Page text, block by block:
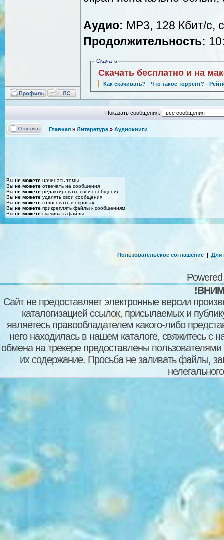
Аудио: MP3, 128 Кбит/с,
Продолжительность:
Скачать
Скачать бесплатно и на
Как скачивать? · Что такое торрент? ·
Показать сообщения:
Главная » Литература » Аудиокниги
Вы не можете начинать темы
Вы не можете отвечать на сообщения
Вы не можете редактировать свои сообщения
Вы не можете удалять свои сообщения
Вы не можете голосовать в опросах
Вы не можете прикреплять файлы к сообщениям
Вы не можете скачивать файлы
Пользовательское соглашение | Для
Сайт не предоставляет электронные версии
каталогизацией ссылок, присылаемых и
являетесь правообладателем какого-либо
него находилась в нашем каталоге, свяжитесь
обмена на трекере предоставлены пользователями
их содержание. Просьба не заливать файлы,